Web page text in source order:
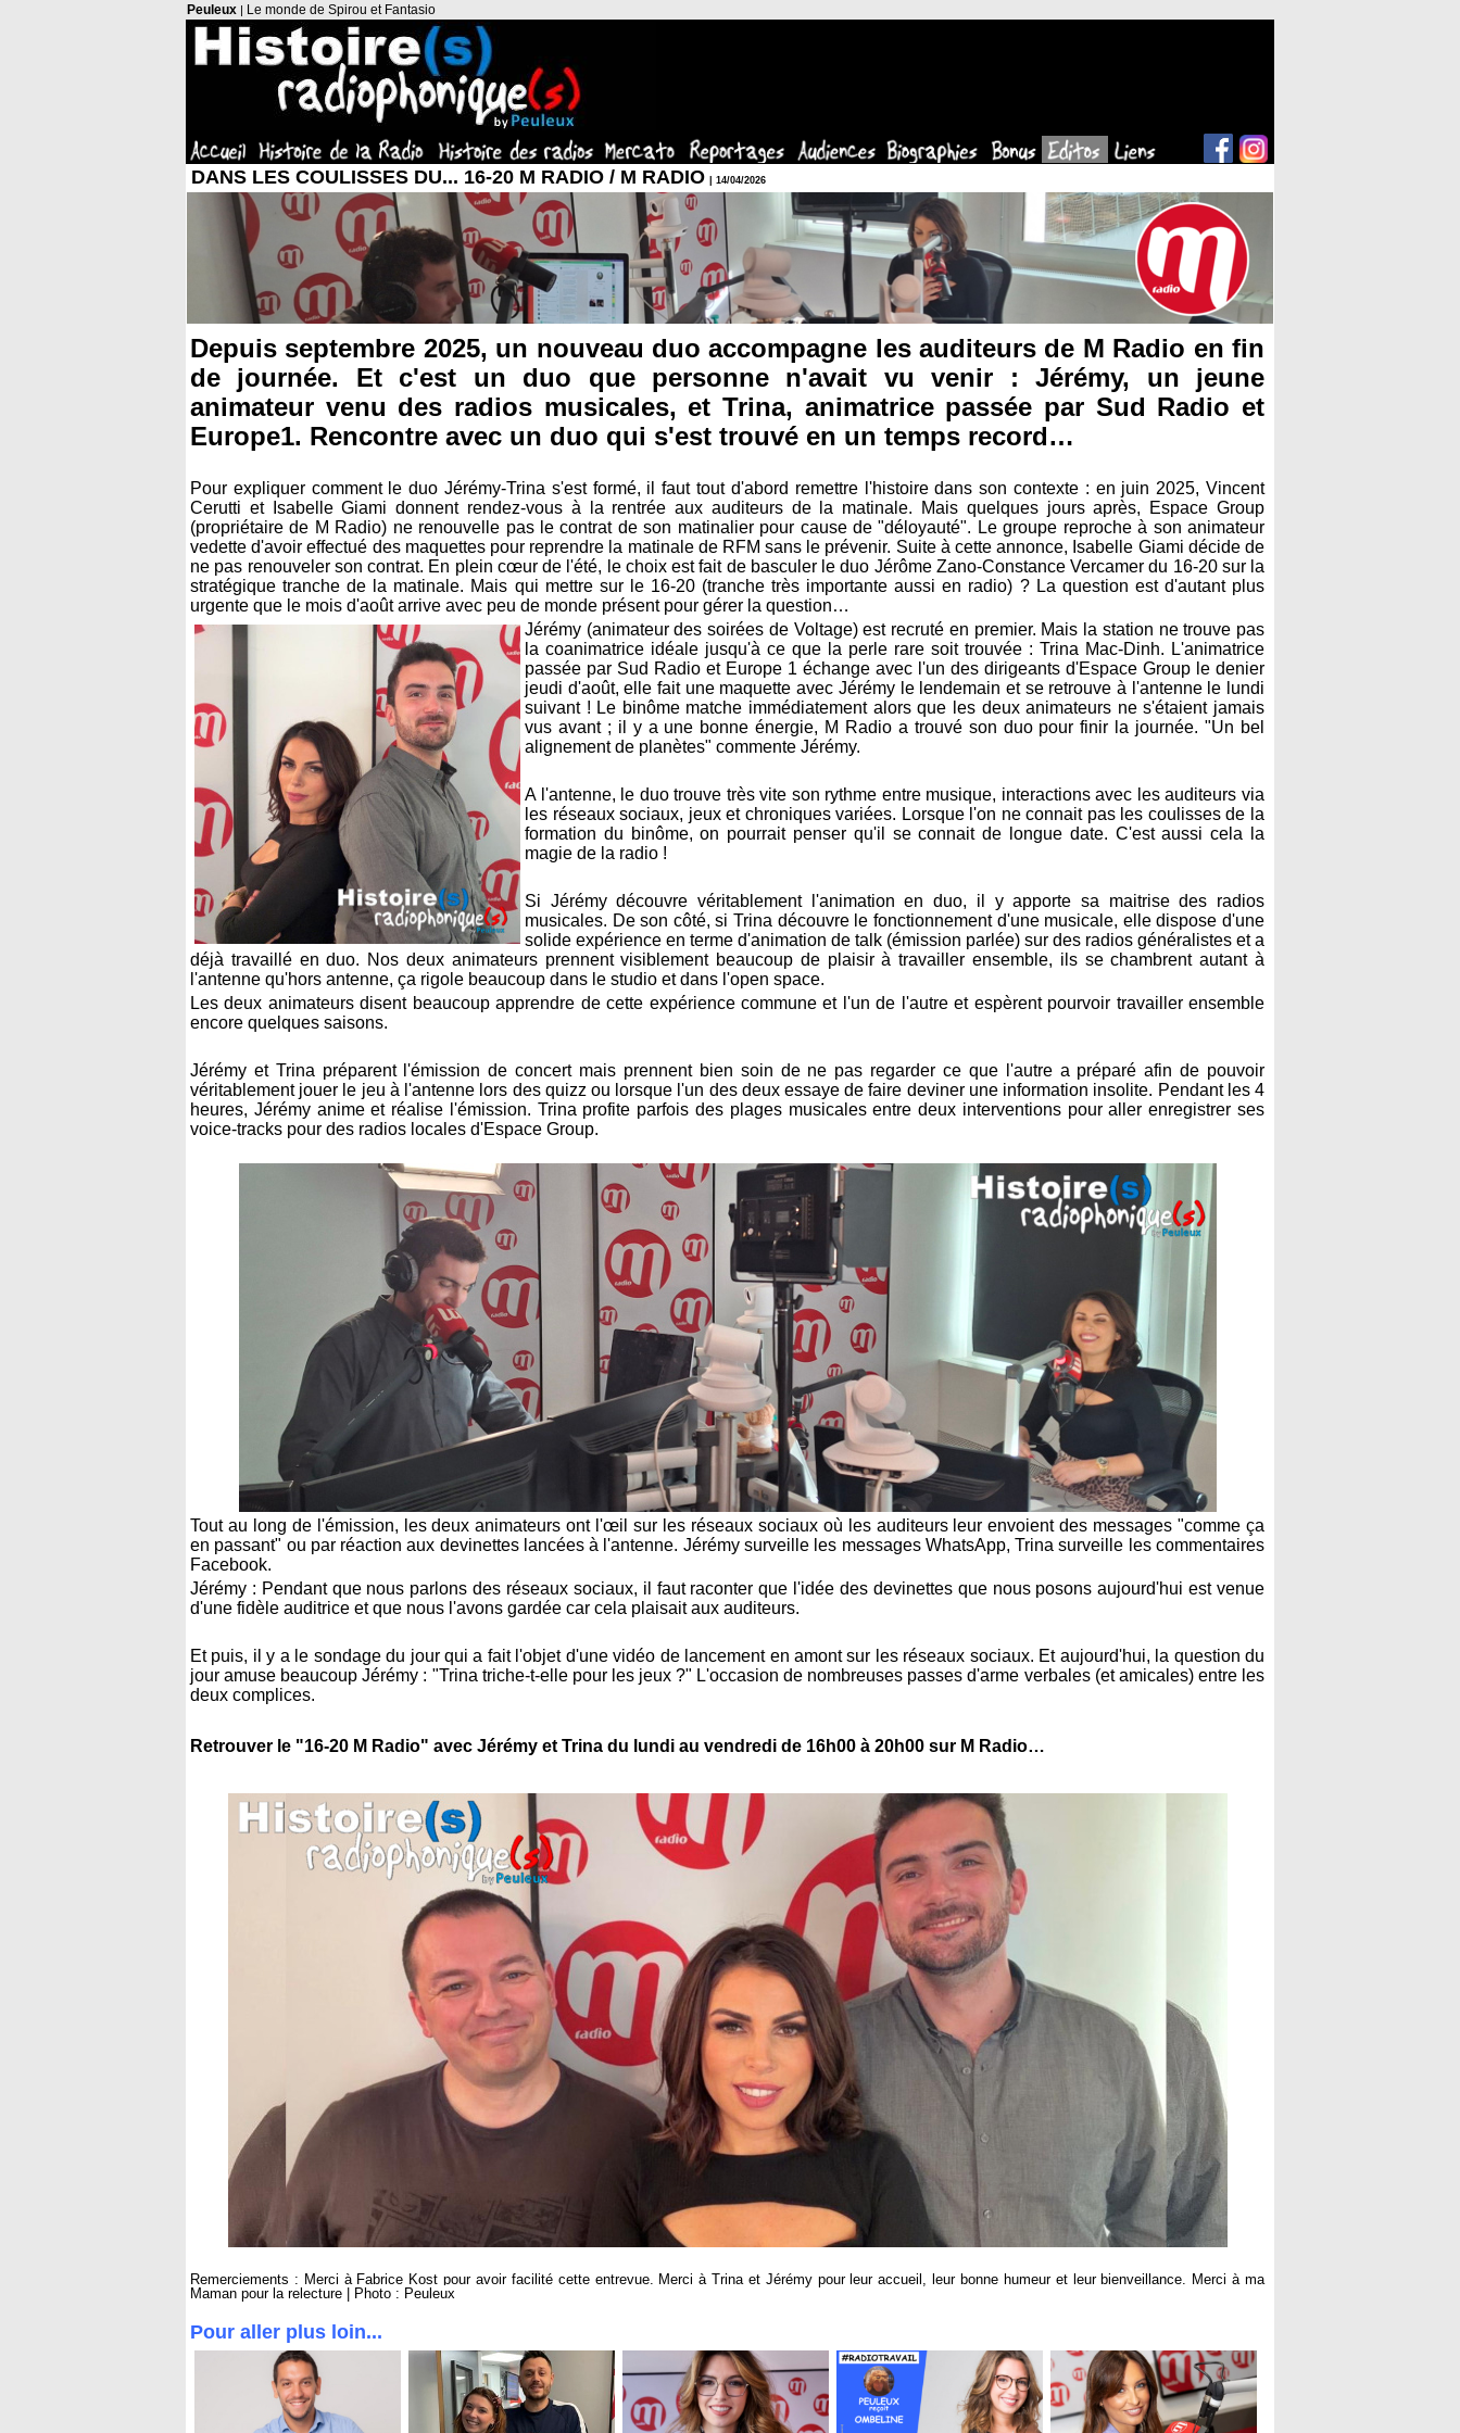
Peuleux | Le monde de Spirou et Fantasio
DANS LES COULISSES DU... 16-20 M RADIO / M RADIO | 14/04/2026
Depuis septembre 2025, un nouveau duo accompagne les auditeurs de M Radio en fin
de journée. Et c'est un duo que personne n'avait vu venir : Jérémy, un jeune
animateur venu des radios musicales, et Trina, animatrice passée par Sud Radio et
Europe1. Rencontre avec un duo qui s'est trouvé en un temps record…
Pour expliquer comment le duo Jérémy-Trina s'est formé, il faut tout d'abord remettre l'histoire dans son contexte : en juin 2025, Vincent
Cerutti et Isabelle Giami donnent rendez-vous à la rentrée aux auditeurs de la matinale. Mais quelques jours après, Espace Group
(propriétaire de M Radio) ne renouvelle pas le contrat de son matinalier pour cause de "déloyauté". Le groupe reproche à son animateur
vedette d'avoir effectué des maquettes pour reprendre la matinale de RFM sans le prévenir. Suite à cette annonce, Isabelle Giami décide de
ne pas renouveler son contrat. En plein cœur de l'été, le choix est fait de basculer le duo Jérôme Zano-Constance Vercamer du 16-20 sur la
stratégique tranche de la matinale. Mais qui mettre sur le 16-20 (tranche très importante aussi en radio) ? La question est d'autant plus
urgente que le mois d'août arrive avec peu de monde présent pour gérer la question…
Jérémy (animateur des soirées de Voltage) est recruté en premier. Mais la station ne trouve pas
la coanimatrice idéale jusqu'à ce que la perle rare soit trouvée : Trina Mac-Dinh. L'animatrice
passée par Sud Radio et Europe 1 échange avec l'un des dirigeants d'Espace Group le denier
jeudi d'août, elle fait une maquette avec Jérémy le lendemain et se retrouve à l'antenne le lundi
suivant ! Le binôme matche immédiatement alors que les deux animateurs ne s'étaient jamais
vus avant ; il y a une bonne énergie, M Radio a trouvé son duo pour finir la journée. "Un bel
alignement de planètes" commente Jérémy.
A l'antenne, le duo trouve très vite son rythme entre musique, interactions avec les auditeurs via
les réseaux sociaux, jeux et chroniques variées. Lorsque l'on ne connait pas les coulisses de la
formation du binôme, on pourrait penser qu'il se connait de longue date. C'est aussi cela la
magie de la radio !
Si Jérémy découvre véritablement l'animation en duo, il y apporte sa maitrise des radios
musicales. De son côté, si Trina découvre le fonctionnement d'une musicale, elle dispose d'une
solide expérience en terme d'animation de talk (émission parlée) sur des radios généralistes et a
déjà travaillé en duo. Nos deux animateurs prennent visiblement beaucoup de plaisir à travailler ensemble, ils se chambrent autant à
l'antenne qu'hors antenne, ça rigole beaucoup dans le studio et dans l'open space.
Les deux animateurs disent beaucoup apprendre de cette expérience commune et l'un de l'autre et espèrent pourvoir travailler ensemble
encore quelques saisons.
Jérémy et Trina préparent l'émission de concert mais prennent bien soin de ne pas regarder ce que l'autre a préparé afin de pouvoir
véritablement jouer le jeu à l'antenne lors des quizz ou lorsque l'un des deux essaye de faire deviner une information insolite. Pendant les 4
heures, Jérémy anime et réalise l'émission. Trina profite parfois des plages musicales entre deux interventions pour aller enregistrer ses
voice-tracks pour des radios locales d'Espace Group.
Tout au long de l'émission, les deux animateurs ont l'œil sur les réseaux sociaux où les auditeurs leur envoient des messages "comme ça
en passant" ou par réaction aux devinettes lancées à l'antenne. Jérémy surveille les messages WhatsApp, Trina surveille les commentaires
Facebook.
Jérémy : Pendant que nous parlons des réseaux sociaux, il faut raconter que l'idée des devinettes que nous posons aujourd'hui est venue
d'une fidèle auditrice et que nous l'avons gardée car cela plaisait aux auditeurs.
Et puis, il y a le sondage du jour qui a fait l'objet d'une vidéo de lancement en amont sur les réseaux sociaux. Et aujourd'hui, la question du
jour amuse beaucoup Jérémy : "Trina triche-t-elle pour les jeux ?" L'occasion de nombreuses passes d'arme verbales (et amicales) entre les
deux complices.
Retrouver le "16-20 M Radio" avec Jérémy et Trina du lundi au vendredi de 16h00 à 20h00 sur M Radio…
Remerciements : Merci à Fabrice Kost pour avoir facilité cette entrevue. Merci à Trina et Jérémy pour leur accueil, leur bonne humeur et leur bienveillance. Merci à ma
Maman pour la relecture | Photo : Peuleux
Pour aller plus loin...